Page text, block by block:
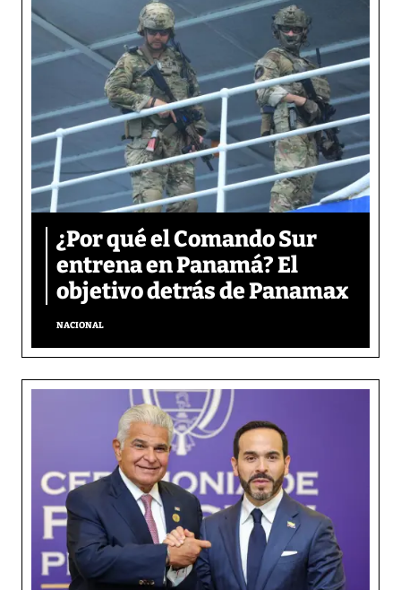
¿Por qué el Comando Sur
entrena en Panamá? El
objetivo detrás de Panamax
NACIONAL